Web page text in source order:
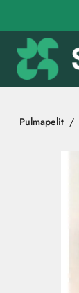
Pulmapelit